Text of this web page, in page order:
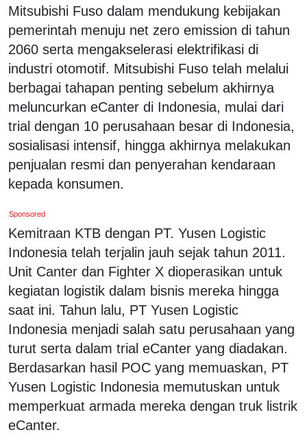
Mitsubishi Fuso dalam mendukung kebijakan
pemerintah menuju net zero emission di tahun
2060 serta mengakselerasi elektrifikasi di
industri otomotif. Mitsubishi Fuso telah melalui
berbagai tahapan penting sebelum akhirnya
meluncurkan eCanter di Indonesia, mulai dari
trial dengan 10 perusahaan besar di Indonesia,
sosialisasi intensif, hingga akhirnya melakukan
penjualan resmi dan penyerahan kendaraan
kepada konsumen.
Sponsored
Kemitraan KTB dengan PT. Yusen Logistic
Indonesia telah terjalin jauh sejak tahun 2011.
Unit Canter dan Fighter X dioperasikan untuk
kegiatan logistik dalam bisnis mereka hingga
saat ini. Tahun lalu, PT Yusen Logistic
Indonesia menjadi salah satu perusahaan yang
turut serta dalam trial eCanter yang diadakan.
Berdasarkan hasil POC yang memuaskan, PT
Yusen Logistic Indonesia memutuskan untuk
memperkuat armada mereka dengan truk listrik
eCanter.